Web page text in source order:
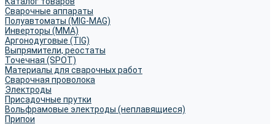
Сварочные аппараты
Полуавтоматы (MIG-MAG)
Инверторы (MMA)
Аргонодуговые (TIG)
Выпрямители, реостаты
Точечная (SPOT)
Материалы для сварочных работ
Сварочная проволока
Электроды
Присадочные прутки
Вольфрамовые электроды (неплавящиеся)
Припои